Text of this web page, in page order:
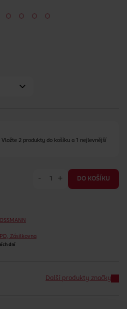
2 produkty do košíku a 1 nejlevnější
- + DO KOŠÍKU
Zásilkovna
dní
Další produkty značky